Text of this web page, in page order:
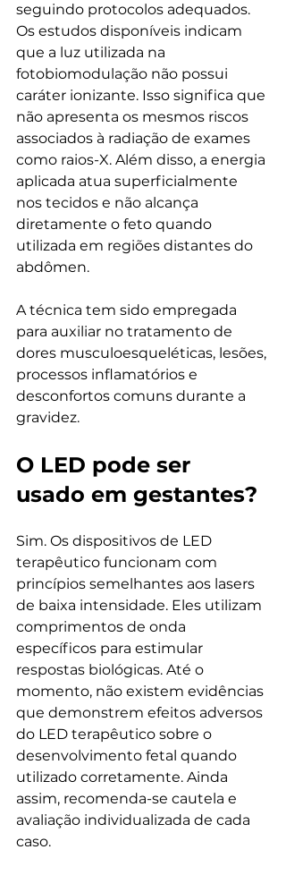
seguindo protocolos adequados.
Os estudos disponíveis indicam
que a luz utilizada na
fotobiomodulação não possui
caráter ionizante. Isso significa que
não apresenta os mesmos riscos
associados à radiação de exames
como raios-X. Além disso, a energia
aplicada atua superficialmente
nos tecidos e não alcança
diretamente o feto quando
utilizada em regiões distantes do
abdômen.
A técnica tem sido empregada
para auxiliar no tratamento de
dores musculoesqueléticas, lesões,
processos inflamatórios e
desconfortos comuns durante a
gravidez.
O LED pode ser
usado em gestantes?
Sim. Os dispositivos de LED
terapêutico funcionam com
princípios semelhantes aos lasers
de baixa intensidade. Eles utilizam
comprimentos de onda
específicos para estimular
respostas biológicas. Até o
momento, não existem evidências
que demonstrem efeitos adversos
do LED terapêutico sobre o
desenvolvimento fetal quando
utilizado corretamente. Ainda
assim, recomenda-se cautela e
avaliação individualizada de cada
caso.